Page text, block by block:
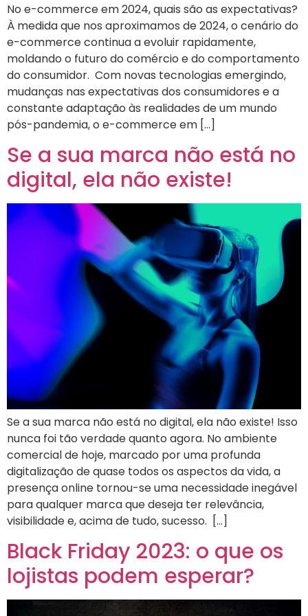
No e-commerce em 2024, quais são as expectativas?
À medida que nos aproximamos de 2024, o cenário do
e-commerce continua a evoluir rapidamente,
moldando o futuro do comércio e do comportamento
do consumidor. Com novas tecnologias emergindo,
mudanças nas expectativas dos consumidores e a
constante adaptação às realidades de um mundo
pós-pandemia, o e-commerce em […]
Se a sua marca não está no
digital, ela não existe!
Se a sua marca não está no digital, ela não existe! Isso
nunca foi tão verdade quanto agora. No ambiente
comercial de hoje, marcado por uma profunda
digitalização de quase todos os aspectos da vida, a
presença online tornou-se uma necessidade inegável
para qualquer marca que deseja ter relevância,
visibilidade e, acima de tudo, sucesso. […]
Black Friday 2023: o que os
lojistas podem esperar?